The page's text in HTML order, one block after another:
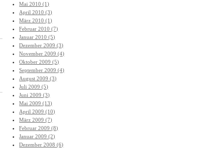
Mai 2010 (1)
April 2010 (3)
März 2010 (1)
Februar 2010 (7)
Januar 2010 (5)
Dezember 2009 (3)
November 2009 (4)
Oktober 2009 (5)
September 2009 (4)
August 2009 (3)
Juli 2009 (5)
Juni 2009 (3)
Mai 2009 (13)
April 2009 (10)
März 2009 (7)
Februar 2009 (8)
Januar 2009 (2)
Dezember 2008 (6)